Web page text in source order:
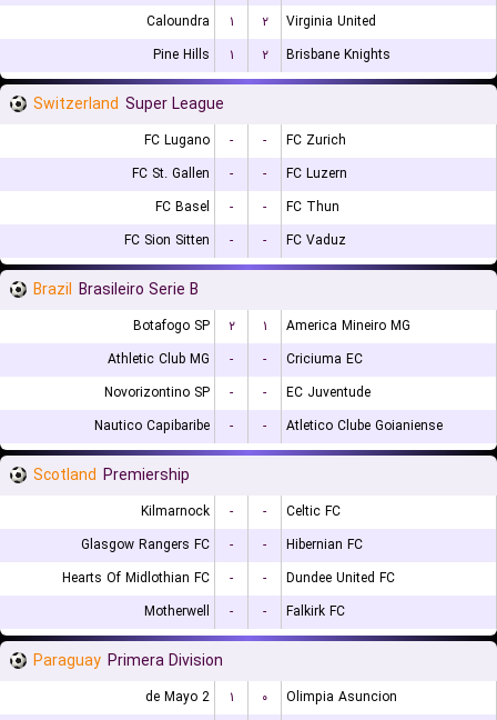
Caloundra
۱ ۲
Virginia United
Pine Hills
۱ ۲ Brisbane Knights
Switzerland Super League
FC Lugano - -
FC Zurich
FC St. Gallen
- -
FC Luzern
FC Basel
- -
FC Thun
FC Sion Sitten
- - FC Vaduz
Brazil Brasileiro Serie B
Botafogo SP ۲ ۱
America Mineiro MG
Athletic Club MG
- -
Criciuma EC
Novorizontino SP
- -
EC Juventude
Nautico Capibaribe
- - Atletico Clube Goianiense
Scotland Premiership
Kilmarnock - -
Celtic FC
Glasgow Rangers FC
- -
Hibernian FC
Hearts Of Midlothian FC
- -
Dundee United FC
Motherwell
- - Falkirk FC
Paraguay Primera Division
2 de Mayo ۱ ۰ Olimpia Asuncion